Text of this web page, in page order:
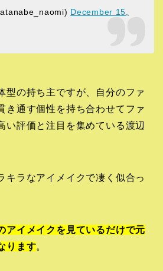
December 15,
型の持ち主ですが、自分のファ
き通す個性を持ち合わせてファ
い評価と注目を集めている渡辺
キラなアイメイクで凄く似合っ
アイメイクを見ているだけで元
ります。